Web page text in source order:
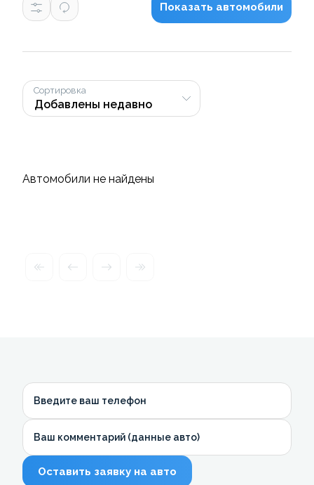
Показать автомобили
Сортировка
Автомобили не найдены
Введите ваш телефон
Ваш комментарий (данные авто)
Оставить заявку на авто